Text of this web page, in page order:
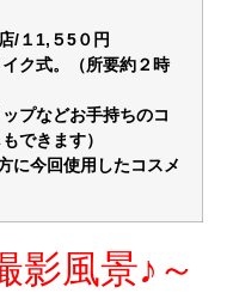
/１1,５5０円
ク式。（所要約２時
プなどお手持ちのコ
できます）
に今回使用したコスメ
影風景♪～